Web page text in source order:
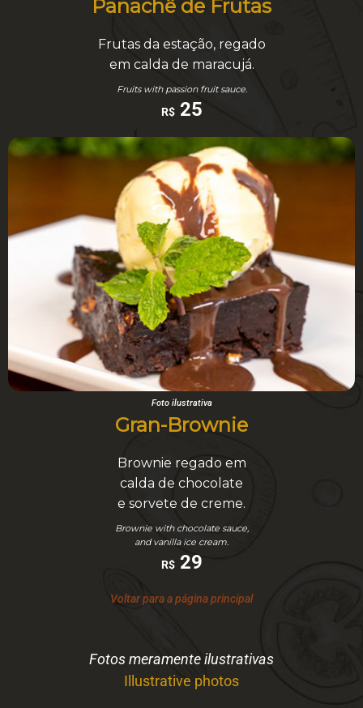
Panachê de Frutas
Frutas da estação, regado
em calda de maracujá.
Fruits with passion fruit sauce.
R$25
Foto ilustrativa
Gran-Brownie
Brownie regado em
calda de chocolate
e sorvete de creme.
Brownie with chocolate sauce,
and vanilla ice cream.
R$29
Voltar para a página principal
Fotos meramente ilustrativas
Illustrative photos